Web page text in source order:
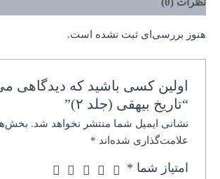
هنوز بررسی‌ای ثبت نشده است.
اولین کسی باشید که دیدگاهی
“تاریخ بیهقی (جلد ۲)”
نشانی ایمیل شما منتشر نخواهد شد.
علامت‌گذاری شده‌اند *
امتیاز شما *